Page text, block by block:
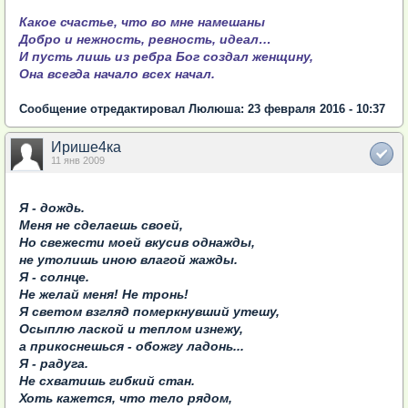
Какое счастье, что во мне намешаны
Добро и нежность, ревность, идеал…
И пусть лишь из ребра Бог создал женщину,
Она всегда начало всех начал.
Сообщение отредактировал Люлюша: 23 февраля 2016 - 10:37
Ирише4ка
11 янв 2009
Я - дождь.
Меня не сделаешь своей,
Но свежести моей вкусив однажды,
не утолишь иною влагой жажды.
Я - солнце.
Не желай меня! Не тронь!
Я светом взгляд померкнувший утешу,
Осыплю лаской и теплом изнежу,
а прикоснешься - обожгу ладонь...
Я - радуга.
Не схватишь гибкий стан.
Хоть кажется, что тело рядом,